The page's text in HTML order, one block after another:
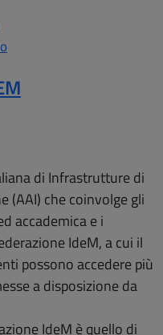
di Infrastrutture di
(AAI) che coinvolge gli
accademica e i
IdeM, a cui il
possono accedere più
a disposizione da
IdeM è quello di